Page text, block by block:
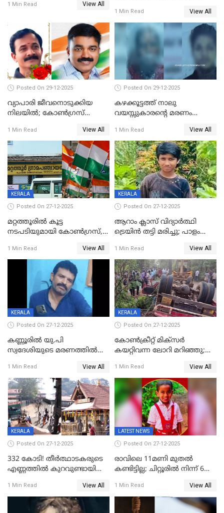
1 Min Read View All
പിഴ
1 Min Read View All
Posted On 29-12-2025
വ്യാപാരി ജീവനൊടുക്കിയ
നിലയില്‍; കോണ്‍ഗ്രസ്
മാനസികപീഡനമെന്ന് കുറിപ്പ്
1 Min Read View All
Posted On 29-12-2025
കഴക്കൂട്ടത്ത് നാലു
വയസ്സുകാരന്റെ മരണം
സുഹൃത്തും പൊലീസ്
കസ്റ്റഡിയിൽ
1 Min Read View All
KERALA
Posted On 27-12-2025
മറ്റത്തൂരിൽ കൂട്ട
നടപടിയുമായി കോണ്‍ഗ്രസ്,
എട്ട് പേര്‍ ഉള്‍പ്പെടെ
പത്തുപേരെ പുറത്താക്കി,
ചൊവ്വന്നൂരിലും നടപടി
1 Min Read View All
KERALA
Posted On 27-12-2025
ആറാം ക്ലാസ് വിദ്യാർത്ഥി
ട്രെയിൻ തട്ടി മരിച്ചു; പാളം
അപകടം മലപ്പുറത്ത്
1 Min Read View All
KERALA
Posted On 27-12-2025
കണ്ണൂരിൽ യു.പി
സ്വദേശിയുടെ മരണത്തിൽ
കേസ്; തർക്കമുണ്ടായത്
ഫേഷ്യലിന് 300 രൂപ
ആവശ്യപ്പെട്ടതിനെച്ചൊല്ലി
1 Min Read View All
KERALA
Posted On 27-12-2025
കോണ്‍ക്രീറ്റ് മിക്‌സര്‍
കയറ്റിവന്ന ലോറി മറിഞ്ഞു;
അപകടം കണ്ണൂരിൽ
1 Min Read View All
KERALA
Posted On 27-12-2025
332 കോടി! തീർത്ഥാടകരുടെ
എണ്ണത്തിൽ കുറവുണ്ടായിട്ടും
കുതിച്ചുയരുന്നു
1 Min Read View All
LATEST NEWS
Posted On 27-12-2025
രാവിലെ 11മണി മുതൽ
കണ്ടിട്ടില്ല; ചിറ്റൂരിൽ നിന്ന് 6
1 Min Read View All